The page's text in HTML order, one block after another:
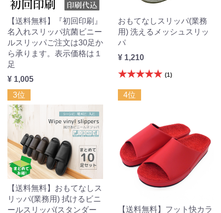
【送料無料】『初回印刷』
名入れスリッパ抗菌ビニー
ルスリッパご注文は30足か
ら承ります。表示価格は１
足
¥ 1,005
おもてなしスリッパ(業務
用) 洗えるメッシュスリッ
パ
¥ 1,210
★★★★★ (1)
3位
【送料無料】おもてなしス
リッパ(業務用) 拭けるビニ
ールスリッパ(スタンダー
4位
【送料無料】フット快カラ